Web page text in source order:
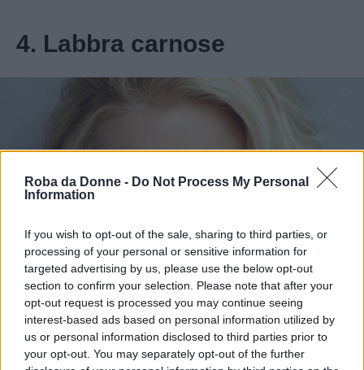
Roba da Donne - Do Not Process My Personal
Information
If you wish to opt-out of the sale, sharing to third parties, or
processing of your personal or sensitive information for
targeted advertising by us, please use the below opt-out
section to confirm your selection. Please note that after your
opt-out request is processed you may continue seeing
interest-based ads based on personal information utilized by
us or personal information disclosed to third parties prior to
your opt-out. You may separately opt-out of the further
4. Labbra carnose
Fonte: web